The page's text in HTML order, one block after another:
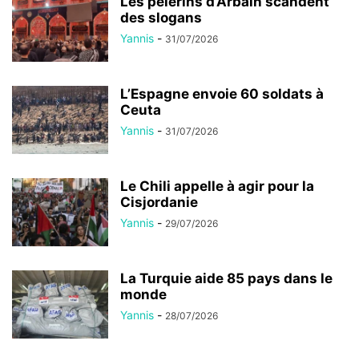
des slogans
Yannis - 31/07/2026
L’Espagne envoie 60 soldats à
Ceuta
Yannis - 31/07/2026
Le Chili appelle à agir pour la
Cisjordanie
Yannis - 29/07/2026
La Turquie aide 85 pays dans le
monde
Yannis - 28/07/2026